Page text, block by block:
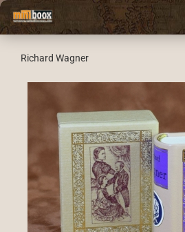
Richard Wagner